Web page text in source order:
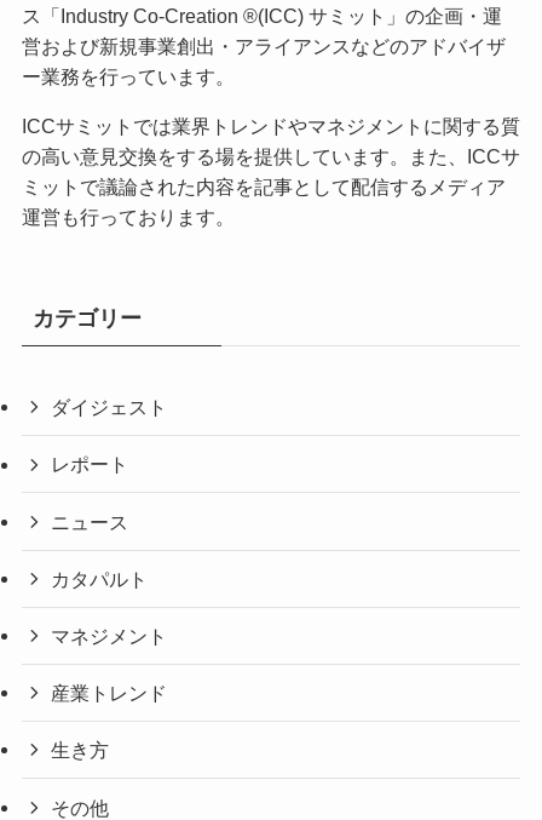
ス「Industry Co-Creation ®(ICC) サミット」の企画・運
営および新規事業創出・アライアンスなどのアドバイザ
ー業務を行っています。
ICCサミットでは業界トレンドやマネジメントに関する質
の高い意見交換をする場を提供しています。また、ICCサ
ミットで議論された内容を記事として配信するメディア
運営も行っております。
カテゴリー
ダイジェスト
レポート
ニュース
カタパルト
マネジメント
産業トレンド
生き方
その他